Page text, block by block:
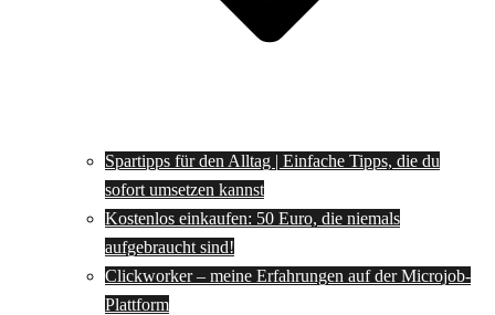
Spartipps für den Alltag | Einfache Tipps, die du
sofort umsetzen kannst
Kostenlos einkaufen: 50 Euro, die niemals
aufgebraucht sind!
Clickworker – meine Erfahrungen auf der Microjob-
Plattform